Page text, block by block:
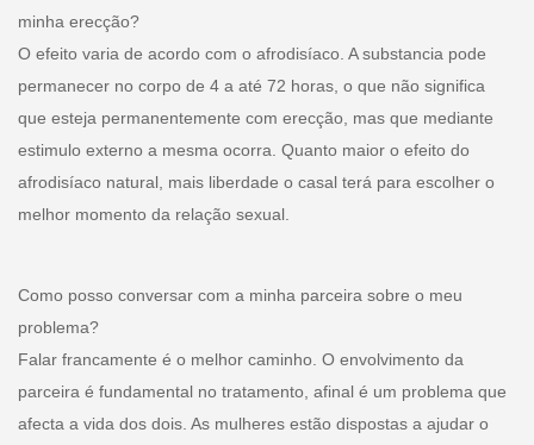
minha erecção?
O efeito varia de acordo com o afrodisíaco. A substancia pode
permanecer no corpo de 4 a até 72 horas, o que não significa
que esteja permanentemente com erecção, mas que mediante
estimulo externo a mesma ocorra. Quanto maior o efeito do
afrodisíaco natural, mais liberdade o casal terá para escolher o
melhor momento da relação sexual.
Como posso conversar com a minha parceira sobre o meu
problema?
Falar francamente é o melhor caminho. O envolvimento da
parceira é fundamental no tratamento, afinal é um problema que
afecta a vida dos dois. As mulheres estão dispostas a ajudar o